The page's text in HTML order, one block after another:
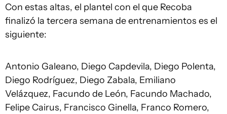
Con estas altas, el plantel con el que Recoba
finalizó la tercera semana de entrenamientos es el
siguiente:
Antonio Galeano, Diego Capdevila, Diego Polenta,
Diego Rodríguez, Diego Zabala, Emiliano
Velázquez, Facundo de León, Facundo Machado,
Felipe Cairus, Francisco Ginella, Franco Romero,